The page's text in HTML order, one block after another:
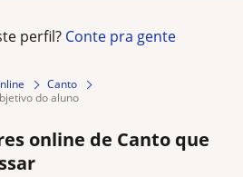
perfil? Conte pra gente
Canto
do aluno
online de Canto que